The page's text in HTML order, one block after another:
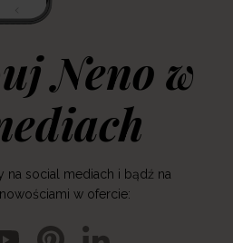
Neno w
na social mediach i bądź na
w ofercie: